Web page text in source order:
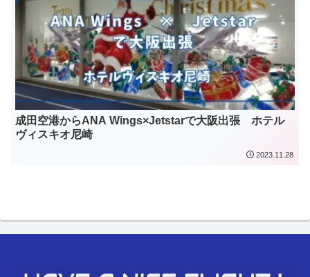
成田空港からANA Wings×Jetstarで大阪出張 ホテル
ヴィスキオ尼崎
2023.11.28